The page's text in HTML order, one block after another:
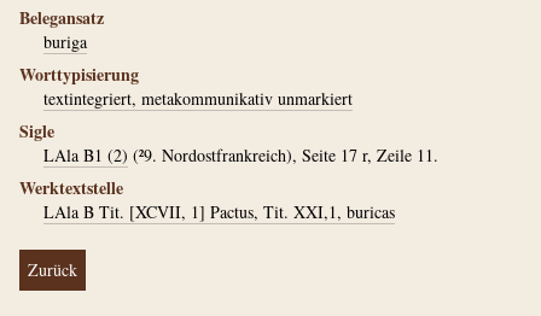
Belegansatz
buriga
Worttypisierung
textintegriert, metakommunikativ unmarkiert
Sigle
LAla B1 (2) (²9. Nordostfrankreich), Seite 17 r, Zeile 11.
Werktextstelle
LAla B Tit. [XCVII, 1] Pactus, Tit. XXI,1, buricas
Zurück